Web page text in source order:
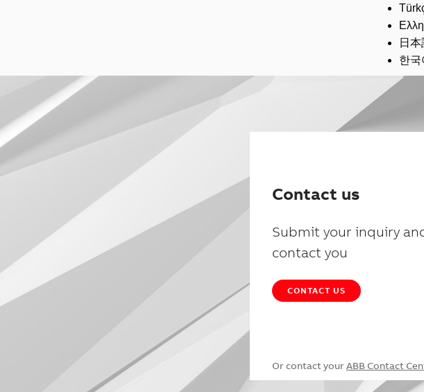
日本
한국
Contact us
Submit your inquiry
contact you
CONTACT US
Or contact your ABB Contact